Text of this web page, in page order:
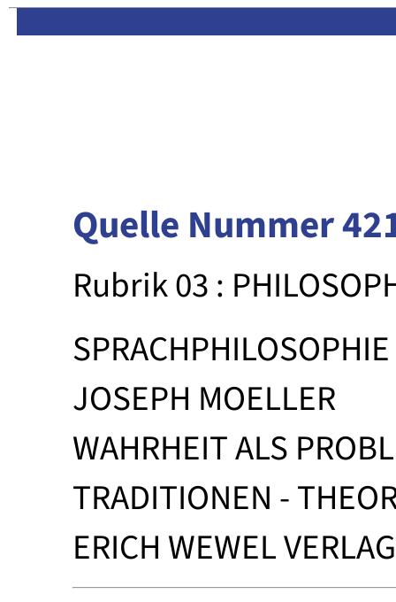
Quelle Nummer
Rubrik 03 :
SPRACHPHILOSOPHIE
JOSEPH MOELLER
WAHRHEIT ALS
TRADITIONEN -
ERICH WEWEL